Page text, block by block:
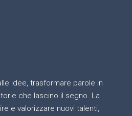
idee, trasformare parole in
che lascino il segno. La
e valorizzare nuovi talenti,